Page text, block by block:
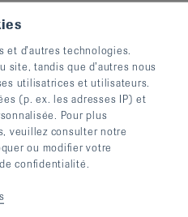
guérisse
et d’autres technologies.
site, tandis que d’autres nous
utilisatrices et utilisateurs.
(p. ex. les adresses IP) et
Pour plus
veuillez consulter notre
ou modifier votre
confidentialité.